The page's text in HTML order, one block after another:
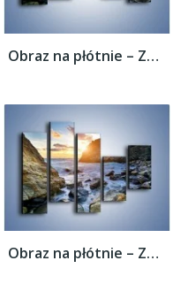
Obraz na płótnie – Zakaz kąpieli –...
Obraz na płótnie – Zakaz kąpieli –...